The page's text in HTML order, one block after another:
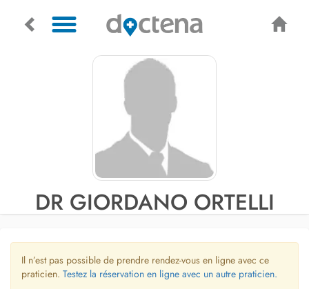
DR GIORDANO ORTELLI
Il n’est pas possible de prendre rendez-vous en ligne avec ce
praticien. Testez la réservation en ligne avec un autre praticien.